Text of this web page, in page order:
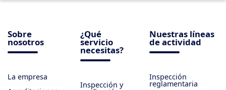
Sobre
nosotros
La empresa
¿Qué
servicio
necesitas?
Inspección y
Nuestras líneas
de actividad
Inspección
reglamentaria